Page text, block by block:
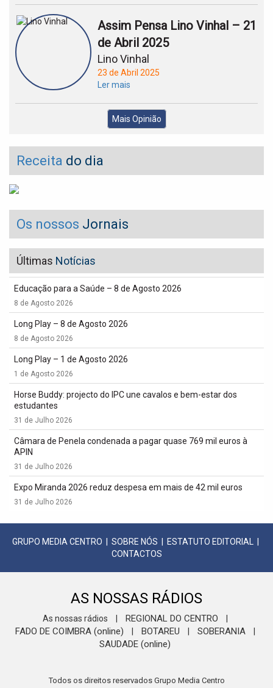
Assim Pensa Lino Vinhal – 21
de Abril 2025
Lino Vinhal
23 de Abril 2025
Ler mais
Mais Opinião
Receita do dia
Os nossos Jornais
Últimas Notícias
Educação para a Saúde – 8 de Agosto 2026
8 de Agosto 2026
Long Play – 8 de Agosto 2026
8 de Agosto 2026
Long Play – 1 de Agosto 2026
1 de Agosto 2026
Horse Buddy: projecto do IPC une cavalos e bem-estar dos
estudantes
31 de Julho 2026
Câmara de Penela condenada a pagar quase 769 mil euros à
APIN
31 de Julho 2026
Expo Miranda 2026 reduz despesa em mais de 42 mil euros
31 de Julho 2026
GRUPO MEDIA CENTRO SOBRE NÓS ESTATUTO EDITORIAL
CONTACTOS
AS NOSSAS RÁDIOS
As nossas rádios REGIONAL DO CENTRO
FADO DE COIMBRA (online) BOTAREU SOBERANIA
SAUDADE (online)
Todos os direitos reservados Grupo Media Centro